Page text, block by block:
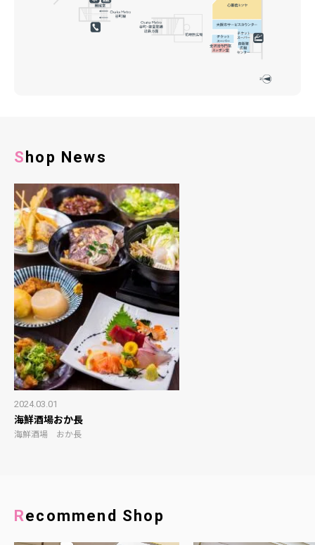
Shop News
2024.03.01
海鮮酒場おか長
海鮮酒場 おか長
Recommend Shop